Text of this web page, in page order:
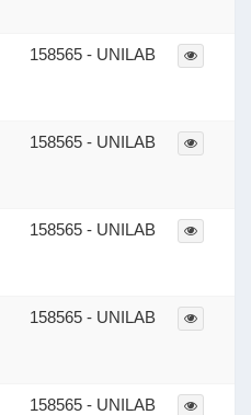
158565 - UNILAB
158565 - UNILAB
158565 - UNILAB
158565 - UNILAB
158565 - UNILAB